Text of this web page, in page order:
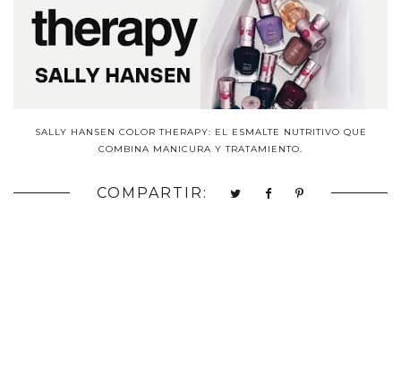
SALLY HANSEN COLOR THERAPY: EL ESMALTE NUTRITIVO QUE
COMBINA MANICURA Y TRATAMIENTO.
COMPARTIR: